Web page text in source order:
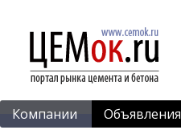
Компании Объявления